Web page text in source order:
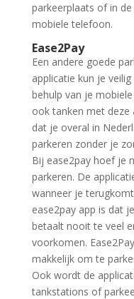
parkeerplaats of in
mobiele telefoon.
Ease2Pay
Een andere goede
applicatie kun je
behulp van je
ook tanken met deze
dat je overal in
parkeren zonder je
Bij ease2pay hoef je
parkeren. De
wanneer je
ease2pay app is dat
betaalt nooit te veel
voorkomen.
makkelijk om te
Ook wordt de
tankstations of